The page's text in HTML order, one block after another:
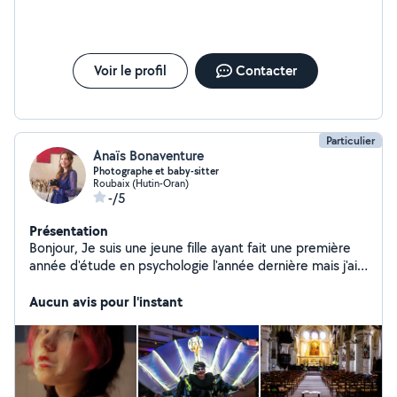
Voir le profil Contacter
Particulier
Anaïs Bonaventure
Photographe et baby-sitter
Roubaix (Hutin-Oran)
-/5
Présentation
Bonjour, Je suis une jeune fille ayant fait une première
année d'étude en psychologie l'année dernière mais j'ai
en janvier ! J'ai eu l'opportunité de faire partie de
former à la garde d'enfants ! A côté de cela je suis
photographe amatrice avec des prix défiant toutes
concurrence ! J'ai déjà photographié des mariages, des
anniversaires, des enfants, des cousinade etc
Aucun avis pour l'instant